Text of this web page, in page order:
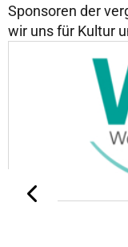
Sponsoren der
wir uns für Kultur